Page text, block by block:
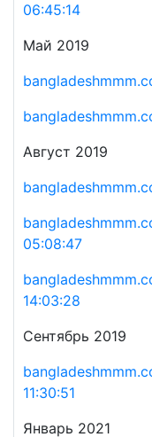
06:45:14
Май 2019
Август 2019
05:08:47
14:03:28
Сентябрь 2019
11:30:51
Январь 2021